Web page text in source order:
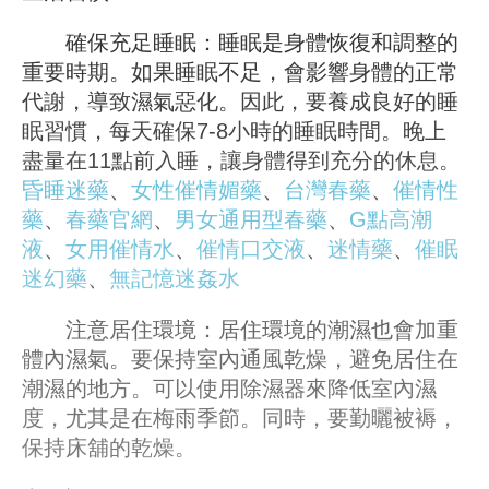
確保充足睡眠：睡眠是身體恢復和調整的
重要時期。如果睡眠不足，會影響身體的正常
代謝，導致濕氣惡化。因此，要養成良好的睡
眠習慣，每天確保7-8小時的睡眠時間。晚上
盡量在11點前入睡，讓身體得到充分的休息。
昏睡迷藥、 女性催情媚藥、 台灣春藥、 催情性
藥、 春藥官網、 男女通用型春藥、 G點高潮
液、 女用催情水、 催情口交液、 迷情藥、 催眠
迷幻藥、 無記憶迷姦水
注意居住環境：居住環境的潮濕也會加重
體內濕氣。要保持室內通風乾燥，避免居住在
潮濕的地方。可以使用除濕器來降低室內濕
度，尤其是在梅雨季節。同時，要勤曬被褥，
保持床舖的乾燥。